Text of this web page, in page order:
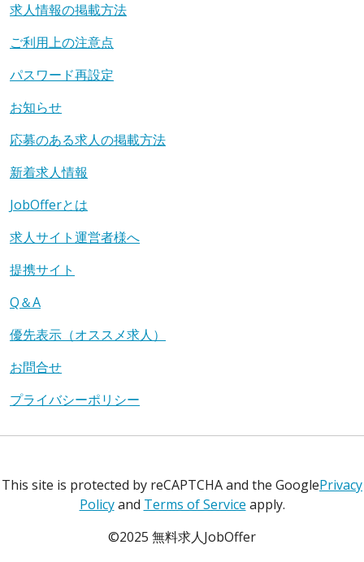
求人情報の掲載方法
ご利用上の注意点
パスワード再設定
お知らせ
応募のある求人の掲載方法
新着求人情報
JobOfferとは
求人サイト運営者様へ
提携サイト
Q＆A
優先表示（オススメ求人）
お問合せ
プライバシーポリシー
This site is protected by reCAPTCHA and the GooglePrivacy
Policyand Terms of Service apply.
©2025 無料求人JobOffer